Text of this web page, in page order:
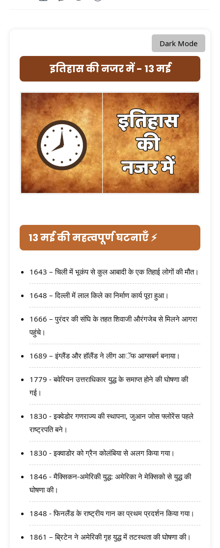
Dark Mode
इतिहास की नजर में - 13 मई
13 मई की महत्वपूर्ण घटनाएँ ⚡
1643 – चिली में भूकंप से कुल आबादी के एक तिहाई लोगों की मौत।
1648 – दिल्ली में लाल किले का निर्माण कार्य पूरा हुआ।
1666 – पुरंदर की संघि के तहत शिवाजी औरंगजेब से मिलने आगरा
पहुंचे।
1689 – इंग्लैंड और हॉलैंड ने लीग आॅफ आग्सबर्ग बनाया।
1779 - बवेरियन उत्तराधिकार युद्ध के समाप्त होने की घोषणा की
गई।
1830 - इक्वेडोर गणराज्य की स्थापना, जुआन जोस फ्लोरेंस पहले
राष्ट्रपति बने।
1830 - इक्वाडोर को ग्रैन कोलंबिया से अलग किया गया।
1846 - मैक्सिकन-अमेरिकी युद्ध: अमेरिका ने मेक्सिको से युद्ध की
घोषणा की।
1848 - फिनलैंड के राष्ट्रीय गान का प्रथम प्रदर्शन किया गया।
1861 – ब्रिटेन ने अमेरिकी गृह युद्ध में तटस्थता की घोषणा की।